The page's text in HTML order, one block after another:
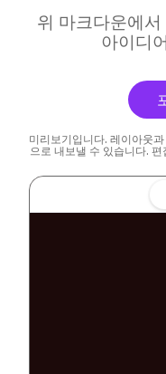
위 마크다운에
아이디
미리보기입니다. 레이아웃
으로 내보낼 수 있습니다.